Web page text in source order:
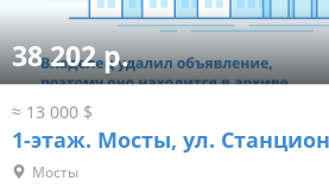
38 202 р.
≈ 13 000 $
1-этаж. Мосты, ул.
Мосты